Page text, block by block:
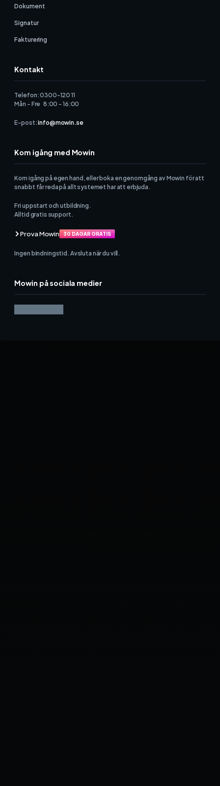
Dokument
Signatur
Fakturering
Mowin på sociala medier
Kontakt
Telefon: 0300-120 11
Mån - Fre 8:00 - 16:00
E-post:info@mowin.se
Kom igång med Mowin
Kom igång på egen hand, eller boka en genomgång av Mowin för att
snabbt får reda på allt systemet har att erbjuda.
Fri uppstart och utbildning.
Alltid gratis support.
Prova Mowin 30 DAGAR GRATIS
Ingen bindningstid. Avsluta när du vill.